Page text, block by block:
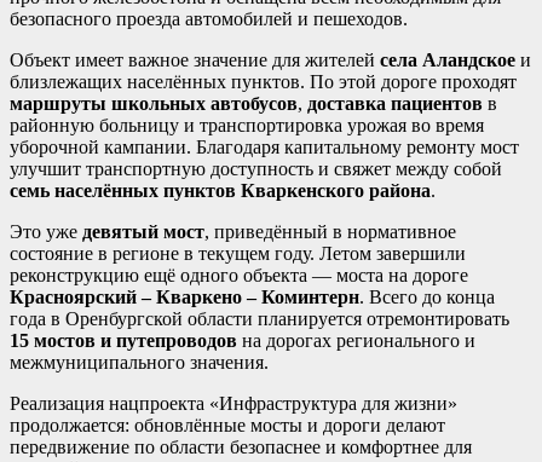
безопасного проезда автомобилей и пешеходов.
Объект имеет важное значение для жителей села Аландское и
близлежащих населённых пунктов. По этой дороге проходят
маршруты школьных автобусов, доставка пациентов в
районную больницу и транспортировка урожая во время
уборочной кампании. Благодаря капитальному ремонту мост
улучшит транспортную доступность и свяжет между собой
семь населённых пунктов Кваркенского района.
Это уже девятый мост, приведённый в нормативное
состояние в регионе в текущем году. Летом завершили
реконструкцию ещё одного объекта — моста на дороге
Красноярский – Кваркено – Коминтерн. Всего до конца
года в Оренбургской области планируется отремонтировать
15 мостов и путепроводов на дорогах регионального и
межмуниципального значения.
Реализация нацпроекта «Инфраструктура для жизни»
продолжается: обновлённые мосты и дороги делают
передвижение по области безопаснее и комфортнее для